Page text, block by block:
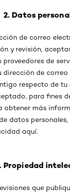
2. Datos
de correo
y revisión,
proveedores de
dirección de
respecto de tu
para fines
más
datos
aquí.
Propiedad
que